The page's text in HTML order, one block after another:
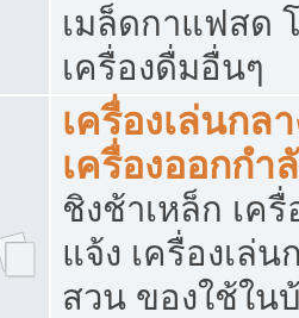
เมล็ดกาแฟสด
เครื่องดื่มอื่นๆ
เครื่องเล่นกล
เครื่องออกกำ
ชิงช้าเหล็ก เค
แจ้ง เครื่องเล่น
สวน ของใช้ใน